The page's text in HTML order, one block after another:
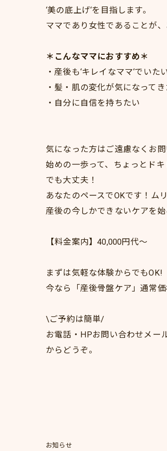
‘美の底上げ‘を目指します。
ママであり女性であることが
＊こんなママにおすすめ＊
・産後も‘キレイなママ‘でいた
・髪・肌の変化が気になってき
・自分に自信を持ちたい
気になった方はご遠慮なくお問
始めの一歩って、ちょっとドキ
でも大丈夫！
あなたのペースでOKです！ム
産後の今しかできないケアを
【料金案内】40,000円代～
まずは気軽な体験からでもOK!
今なら「産後骨盤ケア」通常
\ご予約は簡単/
お電話・HPお問い合わせメー
からどうぞ。
お知らせ